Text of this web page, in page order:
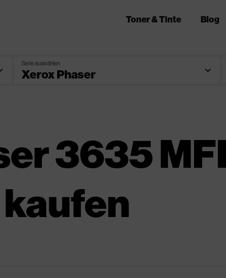
Toner & Tinte Blog
Serie auswählen
3635